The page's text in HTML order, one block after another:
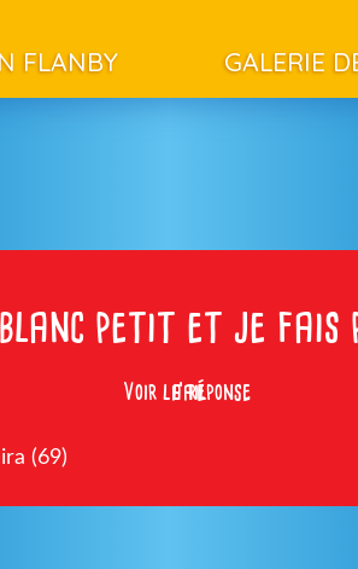
FLANBY GALERIE
petit et je fais
Voir la réponse
l’ail
(69)